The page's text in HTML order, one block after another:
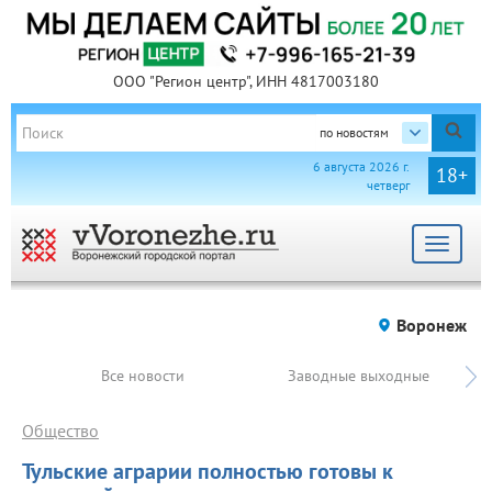
ООО "Регион центр", ИНН 4817003180
по новостям
18+
6 августа 2026 г.
четверг
Toggle
Воронеж
Все новости Заводные выходные
Тульские аграрии полностью готовы к
Общество